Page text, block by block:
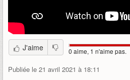
J'aime 0 aime, 1 n'aime pas.
Publiée le 21 avril 2021 à 18:11